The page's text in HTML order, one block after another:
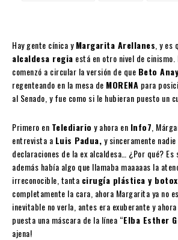
Hay gente cínica yMargarita Arellanes , y
alcaldesa regia está en otro nivel de cinismo.
comenzó a circular la versión de que Beto
regenteando en la mesa de MORENA para
al Senado, y fue como si le hubieran puesto un
Primero en Telediario y ahora en Info7 ,
entrevista a Luis Padua,y sinceramente
declaraciones de la ex alcaldesa… ¿Por qué?
además había algo que llamaba maaaaas la
irreconocible, tanta cirugía plástica y botox
completamente la cara, ahora Margarita ya no
inevitable no verla, antes era exuberante y
puesta una máscara de la línea “Elba Esther
ajena!